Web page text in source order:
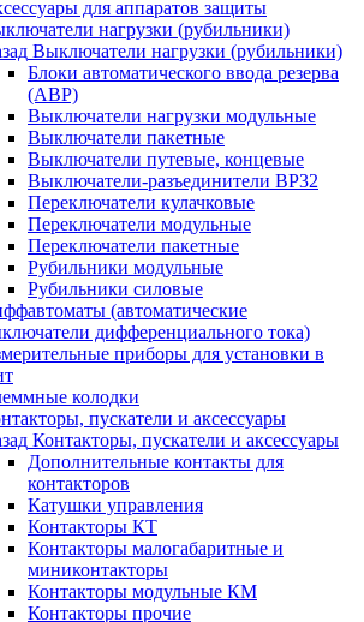
для аппаратов защиты
нагрузки (рубильники)
Выключатели нагрузки (рубильники)
Блоки автоматического ввода резерва
(АВР)
Выключатели нагрузки модульные
Выключатели пакетные
Выключатели путевые, концевые
Выключатели-разъединители ВР32
Переключатели кулачковые
Переключатели модульные
Переключатели пакетные
Рубильники модульные
Рубильники силовые
(автоматические
дифференциального тока)
приборы для установки в
колодки
пускатели и аксессуары
Контакторы, пускатели и аксессуары
Дополнительные контакты для
контакторов
Катушки управления
Контакторы КТ
Контакторы малогабаритные и
миниконтакторы
Контакторы модульные КМ
Контакторы прочие